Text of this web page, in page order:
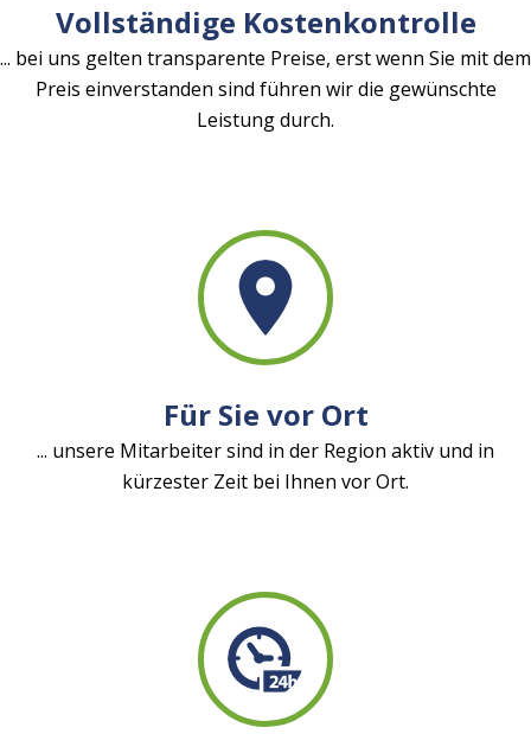
Vollständige Kostenkontrolle
... bei uns gelten transparente Preise, erst wenn Sie mit dem
Preis einverstanden sind führen wir die gewünschte
Leistung durch.
Für Sie vor Ort
... unsere Mitarbeiter sind in der Region aktiv und in
kürzester Zeit bei Ihnen vor Ort.